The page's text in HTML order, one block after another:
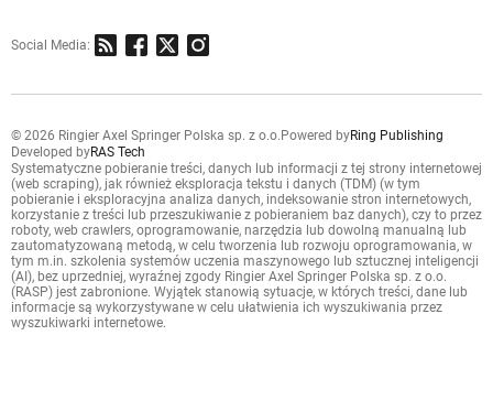
Social Media:
© 2026 Ringier Axel Springer Polska sp. z o.o.Powered byRing Publishing
Developed byRAS Tech
Systematyczne pobieranie treści, danych lub informacji z tej strony internetowej
(web scraping), jak również eksploracja tekstu i danych (TDM) (w tym
pobieranie i eksploracyjna analiza danych, indeksowanie stron internetowych,
korzystanie z treści lub przeszukiwanie z pobieraniem baz danych), czy to przez
roboty, web crawlers, oprogramowanie, narzędzia lub dowolną manualną lub
zautomatyzowaną metodą, w celu tworzenia lub rozwoju oprogramowania, w
tym m.in. szkolenia systemów uczenia maszynowego lub sztucznej inteligencji
(AI), bez uprzedniej, wyraźnej zgody Ringier Axel Springer Polska sp. z o.o.
(RASP) jest zabronione. Wyjątek stanowią sytuacje, w których treści, dane lub
informacje są wykorzystywane w celu ułatwienia ich wyszukiwania przez
wyszukiwarki internetowe.